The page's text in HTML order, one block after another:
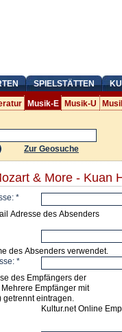
SPIELSTÄTTEN
Musik-E Musik-U
Zur Geosuche
& More - Kuan
*
Adresse des Absenders
des Absenders verwendet.
*
des Empfängers der
Empfänger mit
getrennt eintragen.
Kultur.net Online